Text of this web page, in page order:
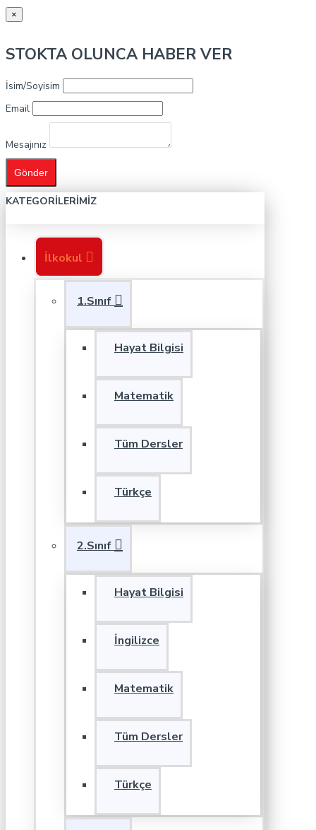
×
STOKTA OLUNCA HABER VER
İsim/Soyisim
Email
Mesajınız
Gönder
KATEGORILERIMIZ
İlkokul
1.Sınıf
Hayat Bilgisi
Matematik
Tüm Dersler
Türkçe
2.Sınıf
Hayat Bilgisi
İngilizce
Matematik
Tüm Dersler
Türkçe